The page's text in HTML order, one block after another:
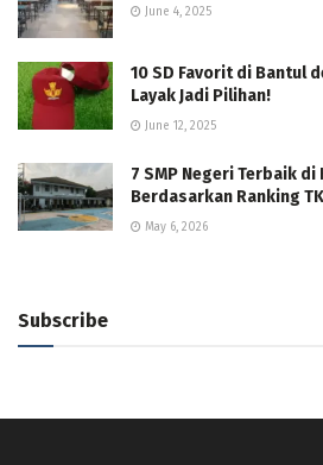
June 4, 2025
10 SD Favorit di Bantul
Layak Jadi Pilihan!
June 12, 2025
7 SMP Negeri Terbaik
Berdasarkan Ranking
May 6, 2026
Subscribe